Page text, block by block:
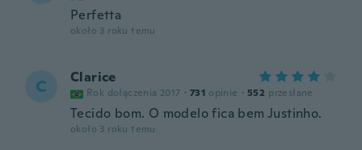
Perfetta
około 3 roku temu
C Clarice
Rok dołączenia 2017 · 731 opinie · 552 przesłane
Tecido bom. O modelo fica bem Justinho.
około 3 roku temu